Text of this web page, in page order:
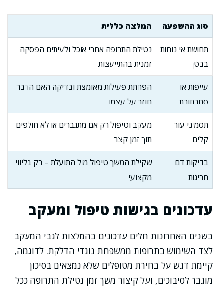
סוג ההשפעה המלצה כללית
תחושת אי נוחות
בבטן
נטילת התרופה אחרי אוכל ולעיתים הפסקה
זמנית בהתייעצות
עייפות או
סחרחורת
הפחתת פעילות מאומצת ובדיקה האם הדבר
חוזר על עצמו
תסמיני עור
קלים
מעקב וטיפול רק אם מתגברים או לא חולפים
תוך זמן קצר
בדיקות דם
חריגות
שקילת המשך טיפול מול התועלת – רק בליווי
מקצועי
עדכונים בגישות טיפול ומעקב
בשנים האחרונות חלים עדכונים בהמלצות לגבי המעקב
לצד השימוש בתרופות ממשפחת נוגדי הדלקת. לדוגמה,
קיימת דגש על בחירת מטופלים שלא נמצאים בסיכון
מוגבר לסיבוכים, ועל קיצור משך זמן נטילת התרופה ככל